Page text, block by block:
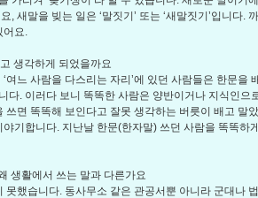
, 새말을 빚는 일은 ‘말짓기’ 또는 ‘새말짓기’입니다.
어요.
생각하게 되었을까요
여느 사람을 다스리는 자리’에 있던 사람들은 한문을
다. 이러다 보니 똑똑한 사람은 양반이거나 지식인으
면 똑똑해 보인다고 잘못 생각하는 버릇이 배고 말았
기합니다. 지난날 한문(한자말) 쓰던 사람을 똑똑하
생활에서 쓰는 말과 다른가요
했습니다. 동사무소 같은 관공서뿐 아니라 군대나 법